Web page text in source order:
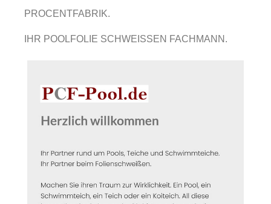
PROCENTFABRIK.
IHR POOLFOLIE SCHWEISSEN FACHMANN.